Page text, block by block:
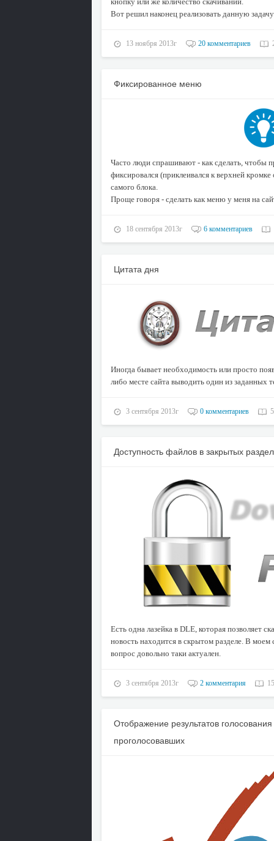
Вот решил наконец реализовать данную
13 ноября 2013г 20 комментариев
Фиксированное меню
Часто люди спрашивают - как сделать, чтобы
фиксировался (приклеивался к верхней
самого блока.
Проще говоря - сделать как меню у меня на
18 сентября 2013г 6 комментариев
Цитата дня
Иногда бывает необходимость или просто
либо месте сайта выводить один из заданных
3 сентября 2013г 0 комментариев
Доступность файлов в закрытых
Есть одна лазейка в DLE, которая позволяет
новость находится в скрытом разделе. В моем
вопрос довольно таки актуален.
3 сентября 2013г 2 комментария
Отображение результатов
проголосовавших